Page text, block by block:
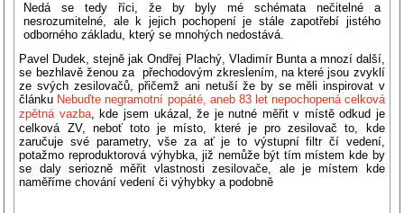
Nedá se tedy říci, že by byly mé schémata nečitelné a
nesrozumitelné, ale k jejich pochopení je stále zapotřebí jistého
odborného základu, který se mnohých nedostává.
Pavel Dudek, stejně jak Ondřej Plachý, Vladimír Bunta a mnozí další,
se bezhlavě ženou za přechodovým zkreslením, na které jsou zvyklí
ze svých zesilovačů, přičemž ani netuší že by se měli inspirovat v
článku Nebuďte negramotní popáté, aneb 83 let nepochopená celková
zpětná vazba, kde jsem ukázal, že je nutné měřit v místě odkud je
celková ZV, neboť toto je místo, které je pro zesilovač to, kde
zaručuje své parametry, vše za ať je to výstupní filtr čí vedení,
potažmo reproduktorová výhybka, již nemůže být tím místem kde by
se daly seriozně měřit vlastnosti zesilovače, ale je místem kde
naměříme chování vedení či výhybky a podobně